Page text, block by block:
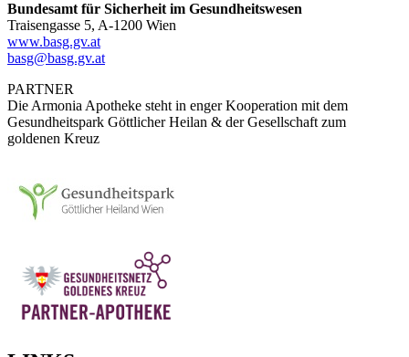
Bundesamt für Sicherheit im Gesundheitswesen
Traisengasse 5, A-1200 Wien
www.basg.gv.at
basg@basg.gv.at
PARTNER
Die Armonia Apotheke steht in enger Kooperation mit dem
Gesundheitspark Göttlicher Heilan & der Gesellschaft zum
goldenen Kreuz